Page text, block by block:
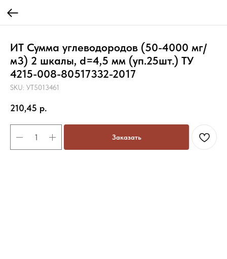
ИТ Сумма углеводородов (50-4000 мг/
м3) 2 шкалы, d=4,5 мм (уп.25шт.) ТУ
4215-008-80517332-2017
SKU: УТ5013461
210,45 р.
Заказать